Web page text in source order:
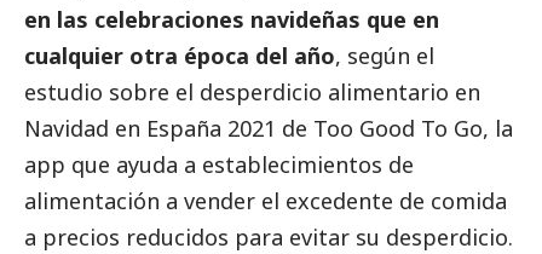
en las celebraciones navideñas que en
cualquier otra época del año, según el
estudio sobre el desperdicio alimentario en
Navidad en España 2021 de Too Good To Go, la
app que ayuda a establecimientos de
alimentación a vender el excedente de comida
a precios reducidos para evitar su desperdicio.